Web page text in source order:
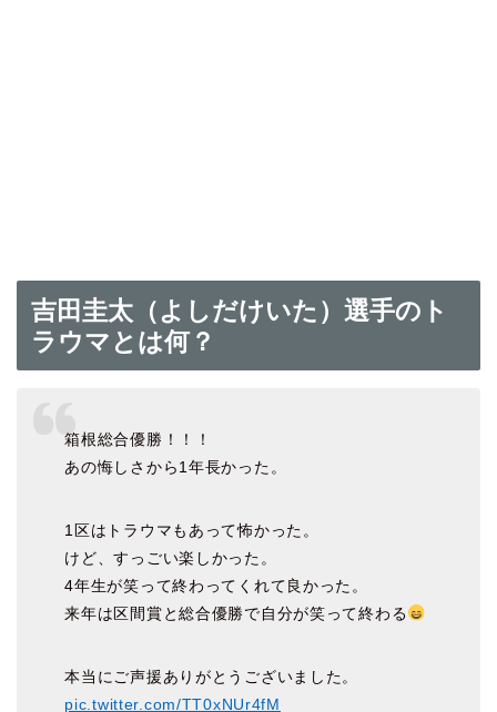
吉田圭太（よしだけいた）選手のト
ラウマとは何？
箱根総合優勝！！！
あの悔しさから1年長かった。
1区はトラウマもあって怖かった。
けど、すっごい楽しかった。
4年生が笑って終わってくれて良かった。
来年は区間賞と総合優勝で自分が笑って終わる
本当にご声援ありがとうございました。
pic.twitter.com/TT0xNUr4fM